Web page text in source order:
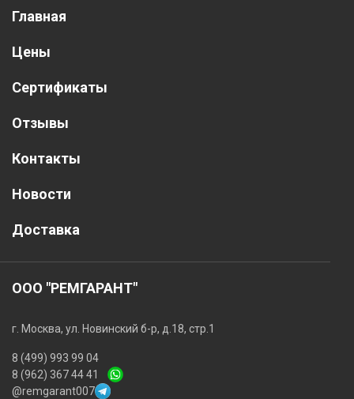
Главная
Цены
Сертификаты
Отзывы
Контакты
Новости
Доставка
ООО "РЕМГАРАНТ"
г. Москва, ул. Новинский б-р, д.18, стр.1
8 (499) 993 99 04
8 (962) 367 44 41
@remgarant007